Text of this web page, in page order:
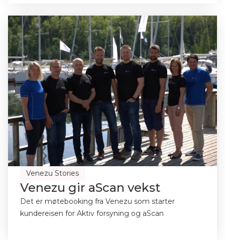
Venezu Stories
Venezu gir aScan vekst
Det er møtebooking fra Venezu som starter
kundereisen for Aktiv forsyning og aScan